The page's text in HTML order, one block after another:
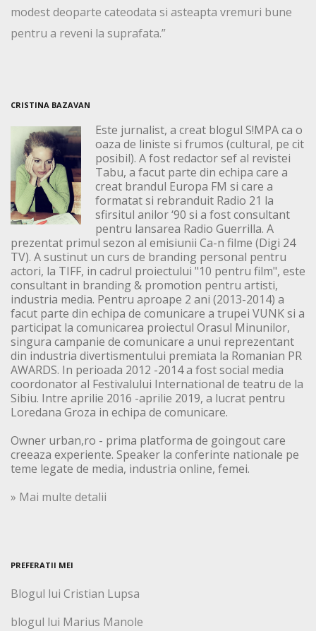
modest deoparte cateodata si asteapta vremuri bune
pentru a reveni la suprafata.”
CRISTINA BAZAVAN
Este jurnalist, a creat blogul S!MPA ca o
oaza de liniste si frumos (cultural, pe cit
posibil). A fost redactor sef al revistei
Tabu, a facut parte din echipa care a
creat brandul Europa FM si care a
formatat si rebranduit Radio 21 la
sfirsitul anilor ‘90 si a fost consultant
pentru lansarea Radio Guerrilla. A
prezentat primul sezon al emisiunii Ca-n filme (Digi 24
TV). A sustinut un curs de branding personal pentru
actori, la TIFF, in cadrul proiectului "10 pentru film", este
consultant in branding & promotion pentru artisti,
industria media. Pentru aproape 2 ani (2013-2014) a
facut parte din echipa de comunicare a trupei VUNK si a
participat la comunicarea proiectul Orasul Minunilor,
singura campanie de comunicare a unui reprezentant
din industria divertismentului premiata la Romanian PR
AWARDS. In perioada 2012 -2014 a fost social media
coordonator al Festivalului International de teatru de la
Sibiu. Intre aprilie 2016 -aprilie 2019, a lucrat pentru
Loredana Groza in echipa de comunicare.
Owner urban,ro - prima platforma de goingout care
creeaza experiente. Speaker la conferinte nationale pe
teme legate de media, industria online, femei.
» Mai multe detalii
PREFERATII MEI
Blogul lui Cristian Lupsa
blogul lui Marius Manole